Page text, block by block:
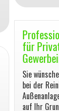
für
Sie
bei der
auf Ihr